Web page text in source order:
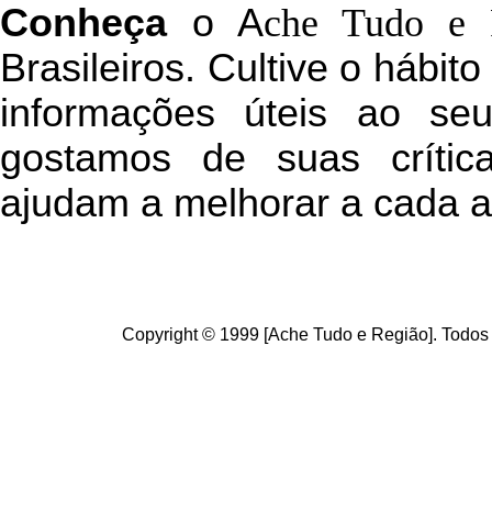
Conheçao Ache Tudo e
Brasileiros. Cultive o
informações úteis ao
gostamos de suas
ajudam a melhorar a cada
Copyright © 1999 [Ache Tudo e Região].